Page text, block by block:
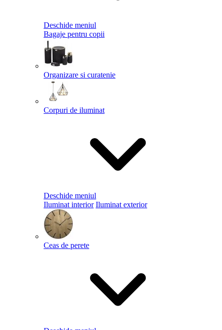
Deschide meniul
Bagaje pentru copii
Organizare si curatenie
Corpuri de iluminat
Deschide meniul
Iluminat interior Iluminat exterior
Ceas de perete